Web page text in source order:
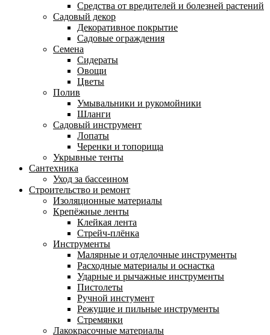
Средства от вредителей и болезней растений
Садовый декор
Декоративное покрытие
Садовые ограждения
Семена
Сидераты
Овощи
Цветы
Полив
Умывальники и рукомойники
Шланги
Садовый инструмент
Лопаты
Черенки и топорища
Укрывные тенты
Сантехника
Уход за бассеином
Строительство и ремонт
Изоляционные материалы
Крепёжные ленты
Клейкая лента
Стрейч-плёнка
Инструменты
Малярные и отделочные инструменты
Расходные материалы и оснастка
Ударные и рычажные инструменты
Пистолеты
Ручной инстумент
Режущие и пильные инструменты
Стремянки
Лакокрасочные материалы